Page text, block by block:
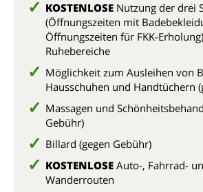
KOSTENLOSE Nutzung der drei
(Öffnungszeiten mit
Öffnungszeiten für FKK-
Ruhebereiche
Möglichkeit zum Ausleihen von
Hausschuhen und Handtüchern
Massagen und
Gebühr)
Billard (gegen Gebühr)
KOSTENLOSE Auto-, Fahrrad-
Wanderrouten